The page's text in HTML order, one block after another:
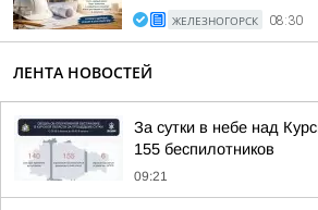
ЖЕЛЕЗНОГОРСК 08:30
ЛЕНТА НОВОСТЕЙ
За сутки в небе над
155 беспилотников
09:21